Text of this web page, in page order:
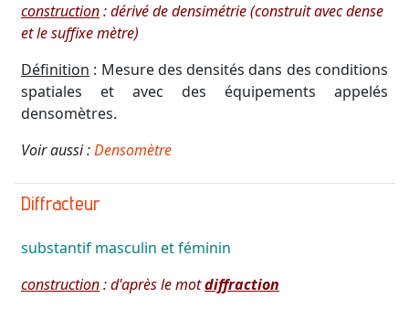
construction: dérivé de densimétrie (construit avec dense
et le suffixe mètre)
Définition : Mesure des densités dans des conditions
spatiales et avec des équipements appelés
densomètres.
Voir aussi :Densomètre
Diffracteur
substantif masculin et féminin
construction: d'après le motdiffraction